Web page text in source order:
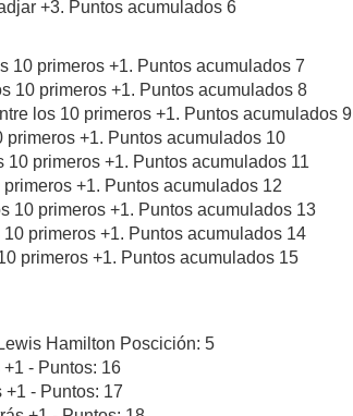
+3. Puntos acumulados 6
10 primeros +1. Puntos acumulados 7
10 primeros +1. Puntos acumulados 8
los 10 primeros +1. Puntos acumulados 9
primeros +1. Puntos acumulados 10
10 primeros +1. Puntos acumulados 11
+1. Puntos acumulados 12
10 primeros +1. Puntos acumulados 13
primeros +1. Puntos acumulados 14
primeros +1. Puntos acumulados 15
Hamilton Poscición: 5
- Puntos: 16
+1 - Puntos: 17